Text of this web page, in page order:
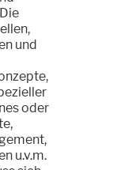
und
oder
u.v.m.